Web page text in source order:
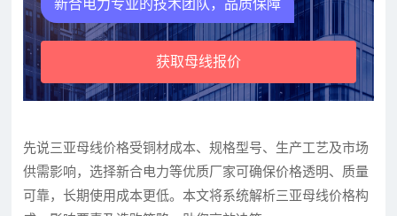
新合电力专业的技术团队，品质保障
获取母线报价
先说三亚母线价格受铜材成本、规格型号、生产工艺及市场
供需影响，选择新合电力等优质厂家可确保价格透明、质量
可靠，长期使用成本更低。本文将系统解析三亚母线价格构